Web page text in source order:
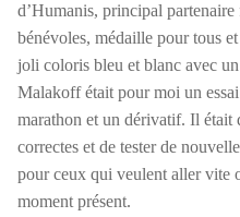
d’Humanis, principal
bénévoles, médaille pour tous
joli coloris bleu et blanc avec
Malakoff était pour moi un
marathon et un dérivatif. Il était
correctes et de tester de
pour ceux qui veulent aller vite
moment présent.